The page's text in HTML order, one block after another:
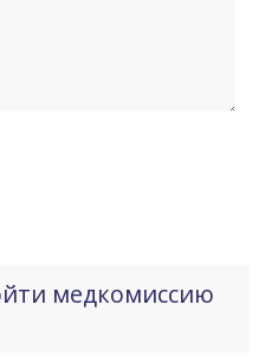
медкомиссию